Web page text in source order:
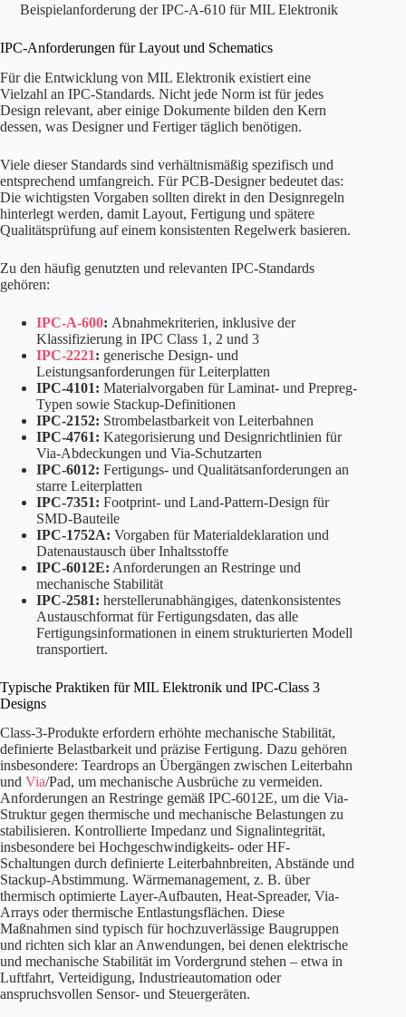
Beispielanforderung der IPC-A-610 für MIL Elektronik
IPC-Anforderungen für Layout und Schematics
Für die Entwicklung von MIL Elektronik existiert eine
Vielzahl an IPC-Standards. Nicht jede Norm ist für jedes
Design relevant, aber einige Dokumente bilden den Kern
dessen, was Designer und Fertiger täglich benötigen.
Viele dieser Standards sind verhältnismäßig spezifisch und
entsprechend umfangreich. Für PCB-Designer bedeutet das:
Die wichtigsten Vorgaben sollten direkt in den Designregeln
hinterlegt werden, damit Layout, Fertigung und spätere
Qualitätsprüfung auf einem konsistenten Regelwerk basieren.
Zu den häufig genutzten und relevanten IPC-Standards
gehören:
IPC-A-600: Abnahmekriterien, inklusive der
Klassifizierung in IPC Class 1, 2 und 3
IPC-2221: generische Design- und
Leistungsanforderungen für Leiterplatten
IPC-4101: Materialvorgaben für Laminat- und Prepreg-
Typen sowie Stackup-Definitionen
IPC-2152: Strombelastbarkeit von Leiterbahnen
IPC-4761: Kategorisierung und Designrichtlinien für
Via-Abdeckungen und Via-Schutzarten
IPC-6012: Fertigungs- und Qualitätsanforderungen an
starre Leiterplatten
IPC-7351: Footprint- und Land-Pattern-Design für
SMD-Bauteile
IPC-1752A: Vorgaben für Materialdeklaration und
Datenaustausch über Inhaltsstoffe
IPC-6012E: Anforderungen an Restringe und
mechanische Stabilität
IPC-2581: herstellerunabhängiges, datenkonsistentes
Austauschformat für Fertigungsdaten, das alle
Fertigungsinformationen in einem strukturierten Modell
transportiert.
Typische Praktiken für MIL Elektronik und IPC-Class 3
Designs
Class-3-Produkte erfordern erhöhte mechanische Stabilität,
definierte Belastbarkeit und präzise Fertigung. Dazu gehören
insbesondere: Teardrops an Übergängen zwischen Leiterbahn
und Via/Pad, um mechanische Ausbrüche zu vermeiden.
Anforderungen an Restringe gemäß IPC-6012E, um die Via-
Struktur gegen thermische und mechanische Belastungen zu
stabilisieren. Kontrollierte Impedanz und Signalintegrität,
insbesondere bei Hochgeschwindigkeits- oder HF-
Schaltungen durch definierte Leiterbahnbreiten, Abstände und
Stackup-Abstimmung. Wärmemanagement, z. B. über
thermisch optimierte Layer-Aufbauten, Heat-Spreader, Via-
Arrays oder thermische Entlastungsflächen. Diese
Maßnahmen sind typisch für hochzuverlässige Baugruppen
und richten sich klar an Anwendungen, bei denen elektrische
und mechanische Stabilität im Vordergrund stehen – etwa in
Luftfahrt, Verteidigung, Industrieautomation oder
anspruchsvollen Sensor- und Steuergeräten.